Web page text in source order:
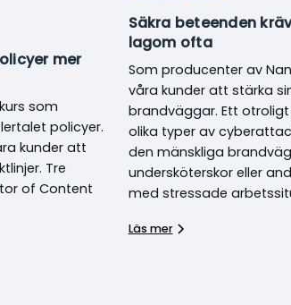
mer
som
policyer.
kunder att
Tre
of Content
Säkra beteenden
lagom ofta
Som producenter av
våra kunder att stärka
brandväggar. Ett
olika typer av
den mänskliga
undersköterskor eller
med stressade
Läs mer